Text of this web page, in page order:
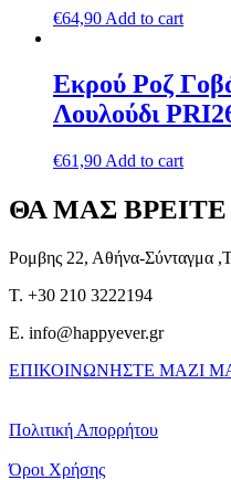
€64,90 Add to cart
Εκρού Ροζ
Λουλούδι
€61,90 Add to cart
ΘΑ ΜΑΣ ΒΡΕΙΤΕ
Ρομβης 22, Αθήνα-Σύνταγμα
T. +30 210 3222194
E. info@happyever.gr
ΕΠΙΚΟΙΝΩΝΗΣΤΕ ΜΑΖΙ
Πολιτική Απορρήτου
Όροι Χρήσης